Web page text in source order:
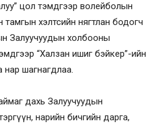
цол тэмдгээр волейболын
хэлтсийн нягтлан бодогч
Залуучуудын холбооны
“Халзан ишиг бэйкер”-ийн
нар шагнагдлаа.
дахь Залуучуудын
нарийн бичгийн дарга,